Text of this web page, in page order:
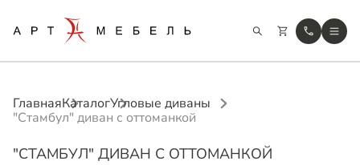
ГлавнаяКаталогУгловые диваны
"Стамбул" диван с оттоманкой
"СТАМБУЛ" ДИВАН С ОТТОМАНКОЙ